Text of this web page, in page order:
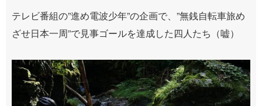
テレビ番組の”進め電波少年”の企画で、”無銭自転車旅め
ざせ日本一周”で見事ゴールを達成した四人たち（嘘）